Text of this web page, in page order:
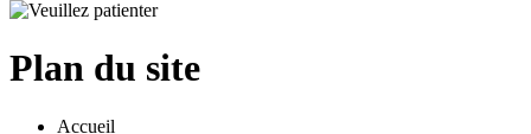
Plan du site
Accueil